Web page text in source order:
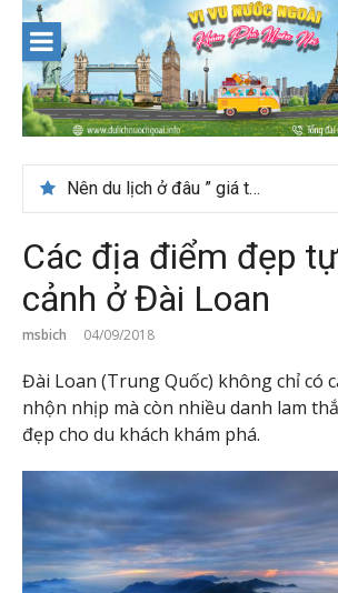
content
Nên du lịch ở đâu ” giá tốt” dịp lễ quốc khánh 2/9
Các địa điểm đẹp
cảnh ở Đài Loan
msbich 04/09/2018
Đài Loan (Trung Quốc) không chỉ có
nhộn nhịp mà còn nhiều danh lam
đẹp cho du khách khám phá.